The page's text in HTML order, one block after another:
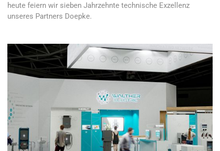
heute feiern wir sieben Jahrzehnte technische Exzellenz
unseres Partners Doepke.